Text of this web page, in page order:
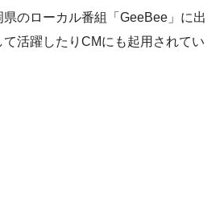
県のローカル番組「GeeBee」に出
て活躍したりCMにも起用されてい